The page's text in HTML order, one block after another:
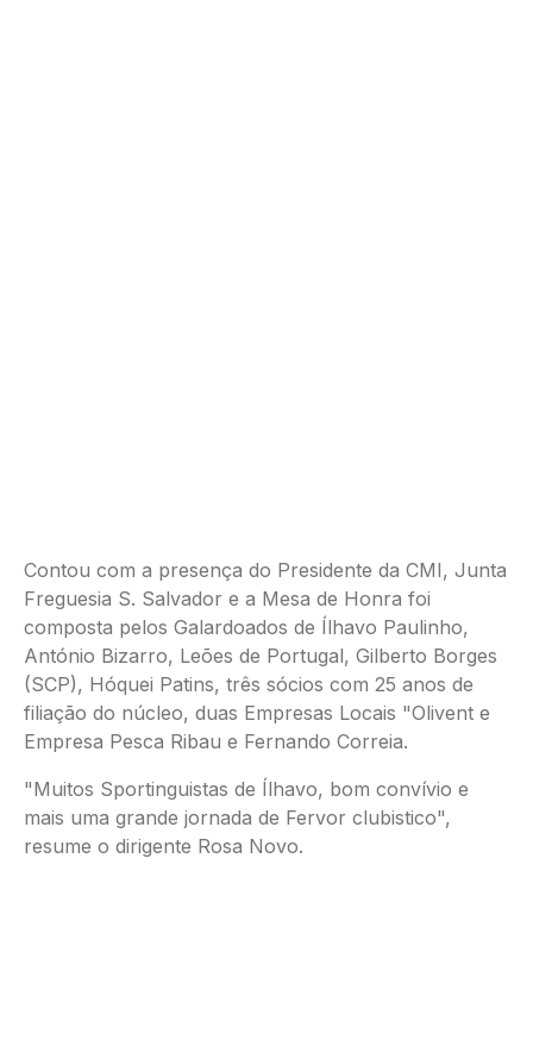
Contou com a presença do Presidente da CMI, Junta
Freguesia S. Salvador e a Mesa de Honra foi
composta pelos Galardoados de Ílhavo Paulinho,
António Bizarro, Leões de Portugal, Gilberto Borges
(SCP), Hóquei Patins, três sócios com 25 anos de
filiação do núcleo, duas Empresas Locais "Olivent e
Empresa Pesca Ribau e Fernando Correia.
"Muitos Sportinguistas de Ílhavo, bom convívio e
mais uma grande jornada de Fervor clubistico",
resume o dirigente Rosa Novo.